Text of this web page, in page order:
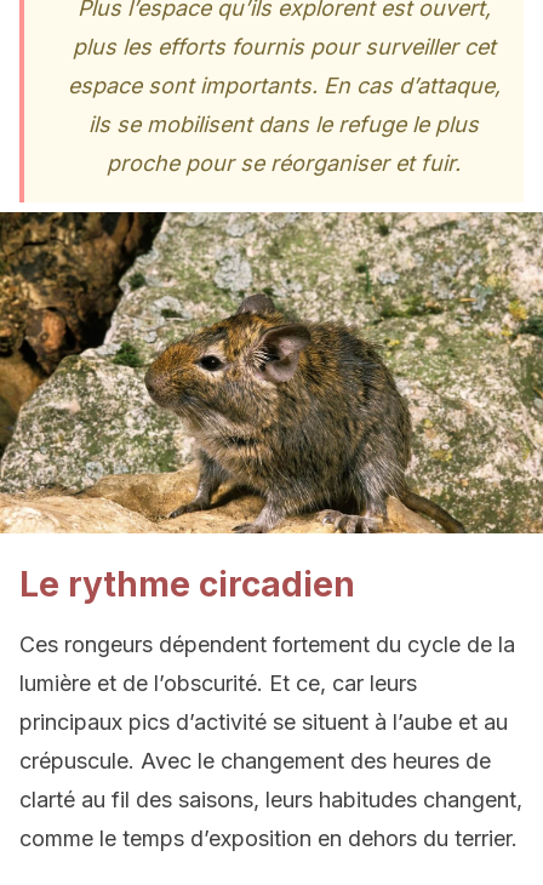
Plus l’espace qu’ils explorent est ouvert,
plus les efforts fournis pour surveiller cet
espace sont importants. En cas d’attaque,
ils se mobilisent dans le refuge le plus
proche pour se réorganiser et fuir.
Le rythme circadien
Ces rongeurs dépendent fortement du cycle de la
lumière et de l’obscurité. Et ce, car leurs
principaux pics d’activité se situent à l’aube et au
crépuscule. Avec le changement des heures de
clarté au fil des saisons, leurs habitudes changent,
comme le temps d’exposition en dehors du terrier.